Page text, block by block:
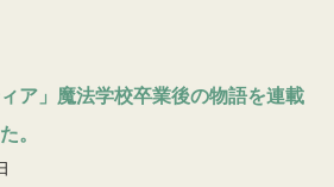
ィア」魔法学校卒業後の物語を連載
。